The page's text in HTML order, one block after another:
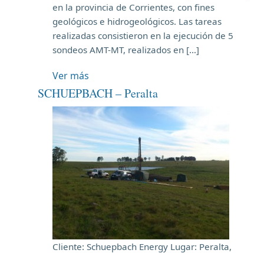
en la provincia de Corrientes, con fines
geológicos e hidrogeológicos. Las tareas
realizadas consistieron en la ejecución de 5
sondeos AMT-MT, realizados en […]
Ver más
SCHUEPBACH – Peralta
Cliente: Schuepbach Energy Lugar: Peralta,